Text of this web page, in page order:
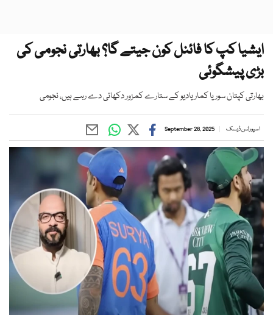
ایشیا کپ کا فائنل کون جیتے گا؟ بھارتی نجومی کی
بڑی پیشگوئی
بھارتی کپتان سوریا کمار یادیو کے ستارے کمزور دکھائی دے رہے ہیں، نجومی
اسپورٹس ڈیسک September 28, 2025